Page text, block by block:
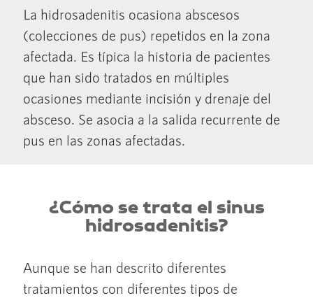
La hidrosadenitis ocasiona abscesos
(colecciones de pus) repetidos en la zona
afectada. Es típica la historia de pacientes
que han sido tratados en múltiples
ocasiones mediante incisión y drenaje del
absceso. Se asocia a la salida recurrente de
pus en las zonas afectadas.
¿Cómo se trata el sinus
hidrosadenitis?
Aunque se han descrito diferentes
tratamientos con diferentes tipos de